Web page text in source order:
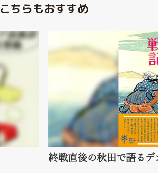
こちらもおすすめ
終戦直後の秋田で語るデ